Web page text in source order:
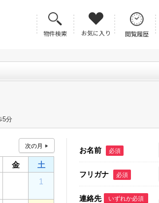
物件検索 お気に入り 閲覧履歴
5分
金
土
1
お名前 必須
フリガナ 必須
連絡先 いずれか必須